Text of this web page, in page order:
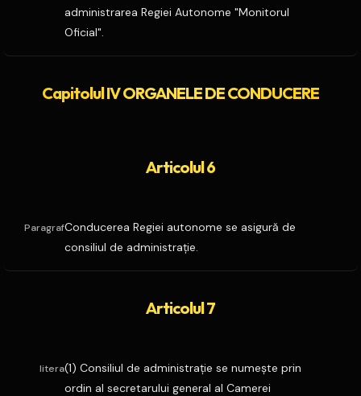
administrarea Regiei Autonome "Monitorul
Oficial".
Capitolul IV ORGANELE DE CONDUCERE
Articolul 6
ParagrafConducerea Regiei autonome se asigură de
consiliul de administraţie.
Articolul 7
litera(1) Consiliul de administraţie se numeşte prin
ordin al secretarului general al Camerei